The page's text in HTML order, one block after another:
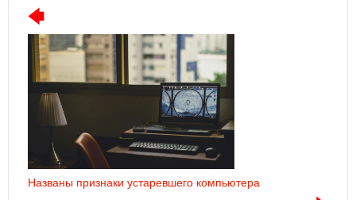
Названы признаки устаревшего компьютера